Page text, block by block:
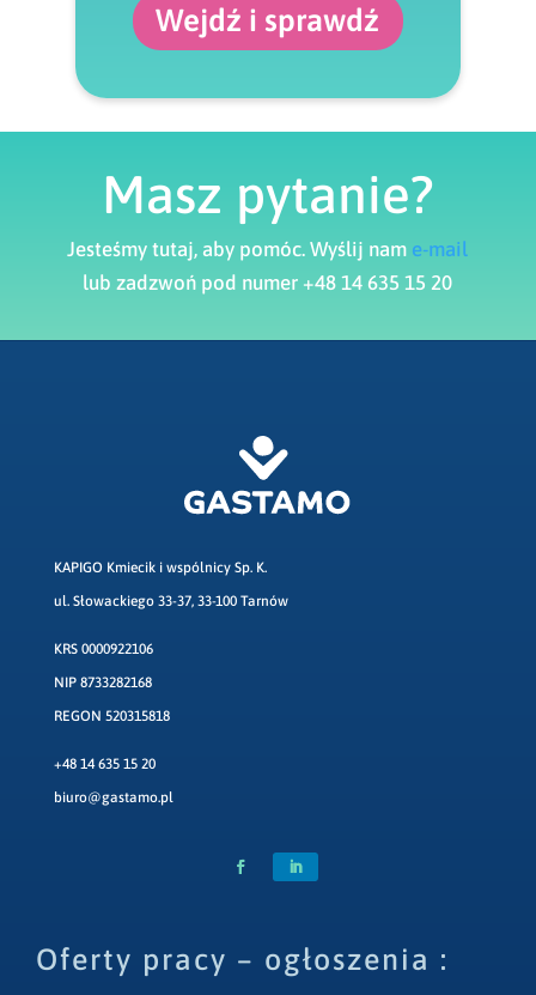
Wejdź i sprawdź
Masz pytanie?
Jesteśmy tutaj, aby pomóc. Wyślij nam e-mail
lub zadzwoń pod numer +48 14 635 15 20
KAPIGO Kmiecik i wspólnicy Sp. K.
ul. Słowackiego 33-37, 33-100 Tarnów
KRS 0000922106
NIP 8733282168
REGON 520315818
+48 14 635 15 20
biuro@gastamo.pl
Oferty pracy – ogłoszenia :